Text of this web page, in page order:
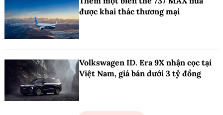
được khai thác thương mại
Volkswagen ID. Era 9X nhận cọc tại
Việt Nam, giá bán dưới 3 tỷ đồng